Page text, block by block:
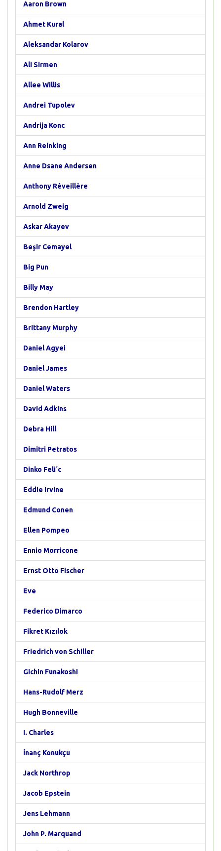
Aaron Brown
Ahmet Kural
Aleksandar Kolarov
Ali Sirmen
Allee Willis
Andrei Tupolev
Andrija Konc
Ann Reinking
Anne Dsane Andersen
Anthony Réveillère
Arnold Zweig
Askar Akayev
Beşir Cemayel
Big Pun
Billy May
Brendon Hartley
Brittany Murphy
Daniel Agyei
Daniel James
Daniel Waters
David Adkins
Debra Hill
Dimitri Petratos
Dinko Feli´c
Eddie Irvine
Edmund Conen
Ellen Pompeo
Ennio Morricone
Ernst Otto Fischer
Eve
Federico Dimarco
Fikret Kızılok
Friedrich von Schiller
Gichin Funakoshi
Hans-Rudolf Merz
Hugh Bonneville
I. Charles
İnanç Konukçu
Jack Northrop
Jacob Epstein
Jens Lehmann
John P. Marquand